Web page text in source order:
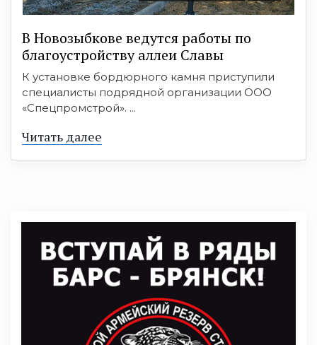
В Новозыбкове ведутся работы по
благоустройству аллеи Славы
К установке бордюрного камня приступили
специалисты подрядной организации ООО
«Спецпромстрой». ...
Читать далее